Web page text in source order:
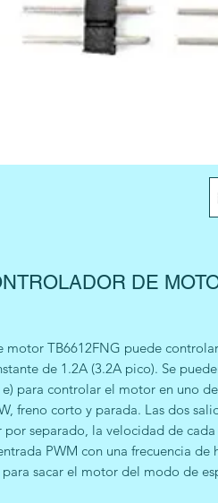
DE
motor TB6612FNG puede
de 1.2A (3.2A pico). Se
para controlar el motor en uno
freno corto y parada. Las dos
por separado, la velocidad de
PWM con una frecuencia de
sacar el motor del modo de